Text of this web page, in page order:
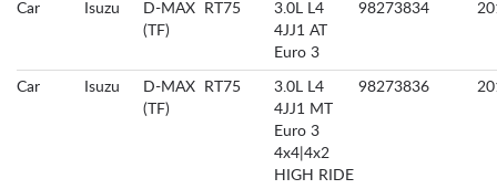
Car Isuzu
D-MAX
(TF)
RT75
3.0L L4
4JJ1 AT
Euro 3
98273834
Car Isuzu
D-MAX
(TF)
RT75
3.0L L4
4JJ1 MT
Euro 3
4x4|4x2
HIGH RIDE
98273836